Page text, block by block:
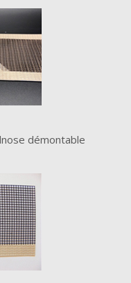
démontable